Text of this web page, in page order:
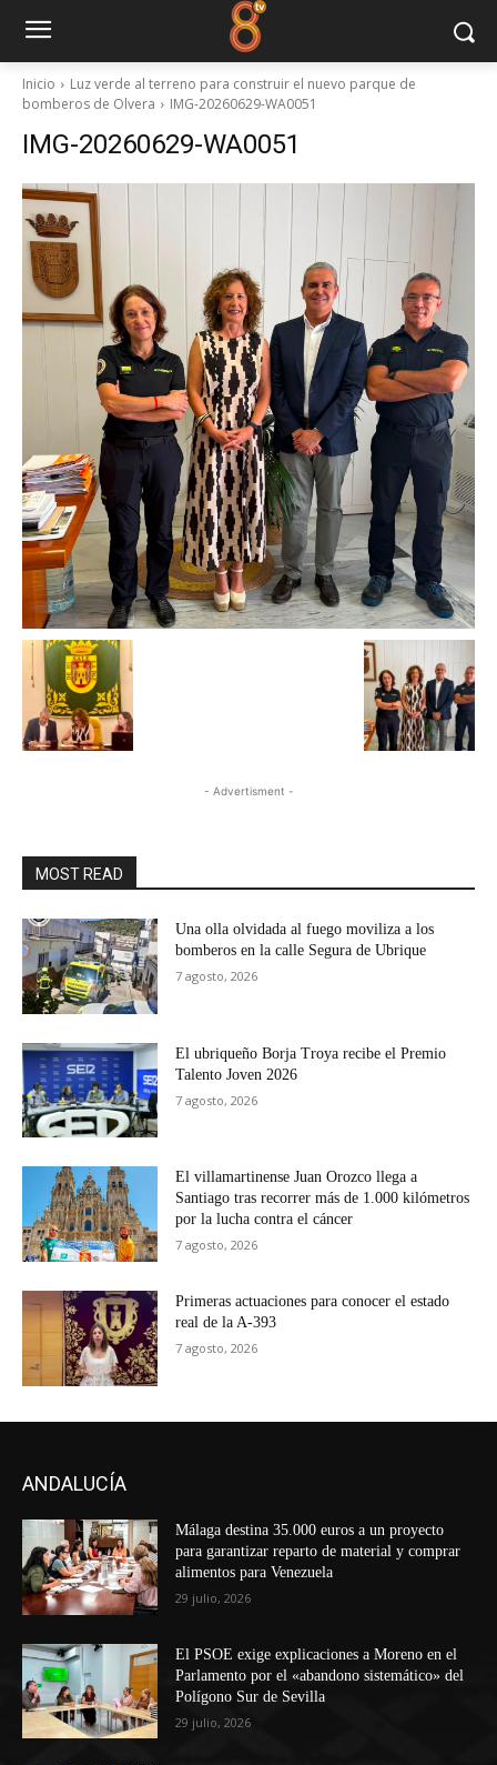
Inicio
Luz verde al terreno para construir el nuevo parque de
bomberos de Olvera
IMG-20260629-WA0051
IMG-20260629-WA0051
- Advertisment -
MOST READ
Una olla olvidada al fuego moviliza a los
bomberos en la calle Segura de Ubrique
7 agosto, 2026
El ubriqueño Borja Troya recibe el Premio
Talento Joven 2026
7 agosto, 2026
El villamartinense Juan Orozco llega a
Santiago tras recorrer más de 1.000 kilómetros
por la lucha contra el cáncer
7 agosto, 2026
Primeras actuaciones para conocer el estado
real de la A-393
7 agosto, 2026
ANDALUCÍA
Málaga destina 35.000 euros a un proyecto
para garantizar reparto de material y comprar
alimentos para Venezuela
29 julio, 2026
El PSOE exige explicaciones a Moreno en el
Parlamento por el «abandono sistemático» del
Polígono Sur de Sevilla
29 julio, 2026